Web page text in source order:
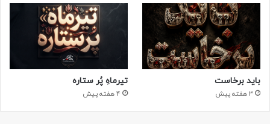
خواهر عزیزم! امیدوارم که زینب گونه زندگی کنی و با حجابت،
مشت محکمی بر دهان ابرقدرت ها بزنی!
خواهرم! این نماز جمعه و دعاها را فراموش نکن! خواهرم! می دانم
که به تو بدی کردم؛ امیدوارم که مرا ببخشی و مرا حلال کنی…!
باید برخاست
3 هفته پیش
تیرماهِ پُر ستاره
4 هفته پیش